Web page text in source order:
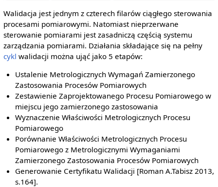
Walidacja jest jednym z czterech filarów ciągłego sterowania
procesami pomiarowymi. Natomiast nieprzerwane
sterowanie pomiarami jest zasadniczą częścią systemu
zarządzania pomiarami. Działania składające się na pełny
cykl walidacji można ująć jako 5 etapów:
Ustalenie Metrologicznych Wymagań Zamierzonego
Zastosowania Procesów Pomiarowych
Zestawienie Zaprojektowanego Procesu Pomiarowego w
miejscu jego zamierzonego zastosowania
Wyznaczenie Właściwości Metrologicznych Procesu
Pomiarowego
Porównanie Właściwości Metrologicznych Procesu
Pomiarowego z Metrologicznymi Wymaganiami
Zamierzonego Zastosowania Procesów Pomiarowych
Generowanie Certyfikatu Walidacji [Roman A.Tabisz 2013,
s.164].